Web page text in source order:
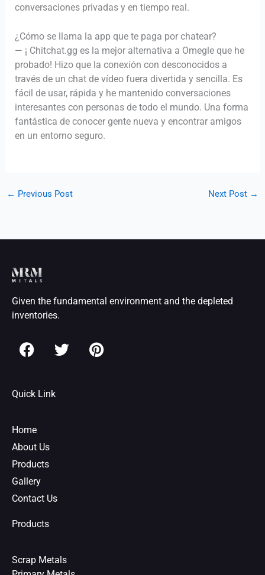
conversaciones privadas y en tiempo real.
¿Cómo se llama la app que te paga por chatear?
— ¡ Chitchat.gg es la mejor alternativa a Omegle que he
probado! Hizo que la conexión con desconocidos a
través de un chat de vídeo fuera divertida y sencilla. Es
fácil de usar, rápida y he mantenido conversaciones
interesantes con personas de todo el mundo. Una forma
fantástica de conocer gente nueva y encontrar amigos
en un entorno seguro.
← Previous Post Next Post →
Given the fundamental environment and the depleted
inventories.
F
a
e
b
o
k
T
w
P
i
Quick Link
Home
About Us
Products
Gallery
Contact Us
Products
Scrap Metals